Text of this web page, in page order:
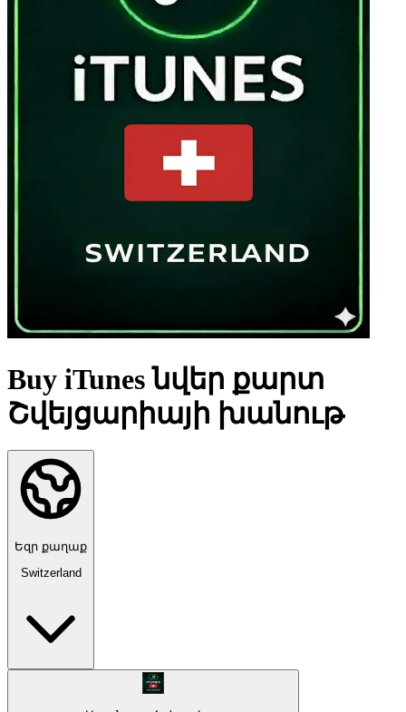
Buy iTunes նվեր քարտ
Շվեյցարիայի խանութ
Եզր քաղաք
Switzerland